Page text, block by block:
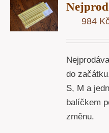
984
do
S, M a
balíčkem
změnu.